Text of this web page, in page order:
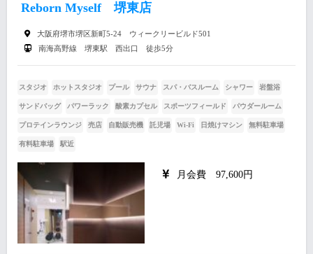
Reborn Myself 堺東店
大阪府堺市堺区新町5-24 ウィークリービルド501
南海高野線 堺東駅 西出口 徒歩5分
スタジオ ホットスタジオ プール サウナ スパ・バスルーム シャワー 岩盤浴
サンドバッグ パワーラック 酸素カプセル スポーツフィールド パウダールーム
プロテインラウンジ 売店 自動販売機 託児場 Wi-Fi 日焼けマシン 無料駐車場
有料駐車場 駅近
月会費 97,600円